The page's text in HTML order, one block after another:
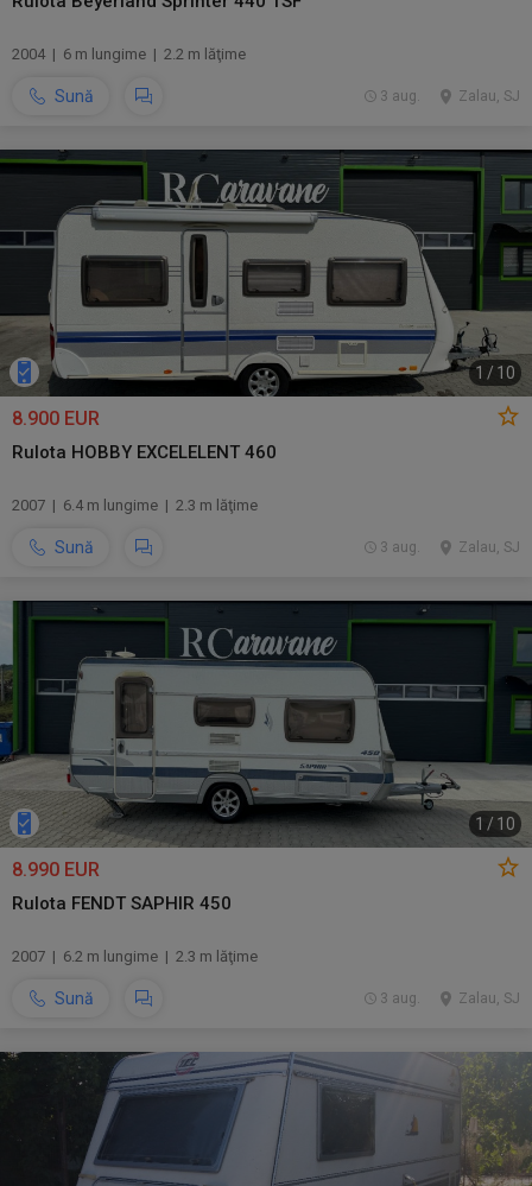
2004 | 6 m lungime | 2.2 m lăţime
Sună Zalau, SJ
3 aug.
1 / 10
8.900 EUR
Rulota HOBBY EXCELELENT 460
2007 | 6.4 m lungime | 2.3 m lăţime
Sună Zalau, SJ
3 aug.
1 / 10
8.990 EUR
Rulota FENDT SAPHIR 450
2007 | 6.2 m lungime | 2.3 m lăţime
Sună Zalau, SJ
3 aug.